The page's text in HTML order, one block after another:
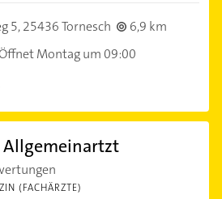
5,25436 Tornesch
6,9 km
Montag um 09:00
Allgemeinartzt
(FACHÄRZTE)